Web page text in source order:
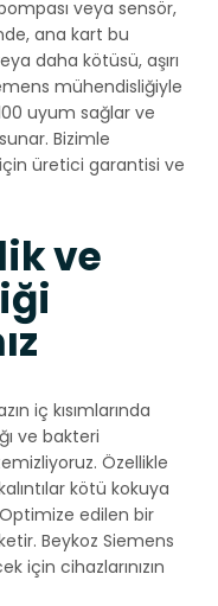
veya sensör,
ana kart bu
daha kötüsü, aşırı
mühendisliğiyle
uyum sağlar ve
Bizimle
için üretici garantisi ve
ve
iç kısımlarında
ve bakteri
Özellikle
kötü kokuya
edilen bir
Beykoz Siemens
için cihazlarınızın